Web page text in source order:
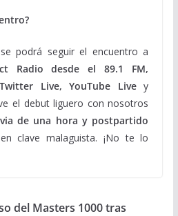
podrá seguir el encuentro a
Radio desde el 89.1 FM,
Live, YouTube Livey
el debut liguero con nosotros
de una hora y postpartido
clave malaguista. ¡No te lo
del Masters 1000 tras